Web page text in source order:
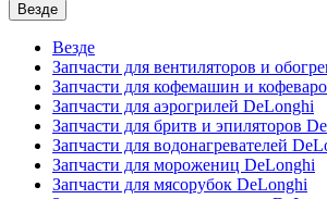
Везде
Везде
Запчасти для вентиляторов и
Запчасти для кофемашин и
Запчасти для аэрогрилей DeLonghi
Запчасти для бритв и эпиляторов
Запчасти для водонагревателей
Запчасти для морожениц DeLonghi
Запчасти для мясорубок DeLonghi